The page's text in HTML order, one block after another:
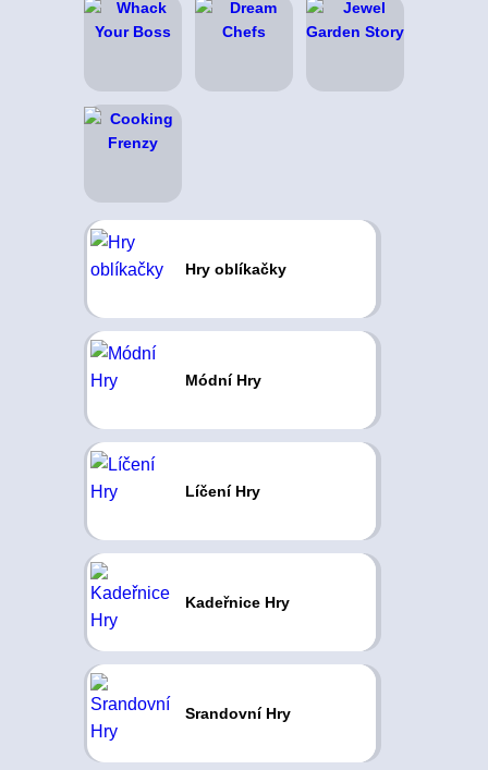
Hry oblíkačky
Módní Hry
Líčení Hry
Kadeřnice Hry
Srandovní Hry